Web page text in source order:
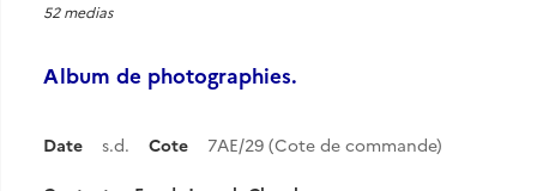
52 medias
Album de photographies.
Date s.d. Cote 7AE/29 (Cote de commande)